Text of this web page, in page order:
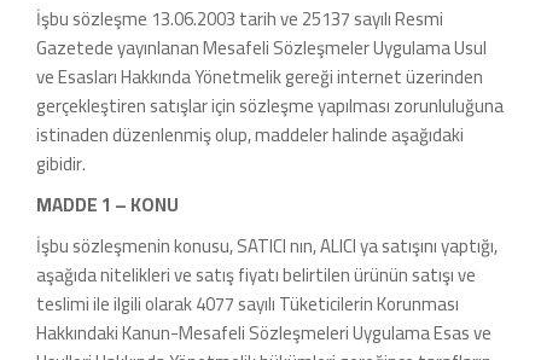
İşbu sözleşme 13.06.2003 tarih ve 25137 sayılı Resmi
Gazetede yayınlanan Mesafeli Sözleşmeler Uygulama Usul
ve Esasları Hakkında Yönetmelik gereği internet üzerinden
gerçekleştiren satışlar için sözleşme yapılması zorunluluğuna
istinaden düzenlenmiş olup, maddeler halinde aşağıdaki
gibidir.
MADDE 1 – KONU
İşbu sözleşmenin konusu, SATICI nın, ALICI ya satışını yaptığı,
aşağıda nitelikleri ve satış fiyatı belirtilen ürünün satışı ve
teslimi ile ilgili olarak 4077 sayılı Tüketicilerin Korunması
Hakkındaki Kanun-Mesafeli Sözleşmeleri Uygulama Esas ve